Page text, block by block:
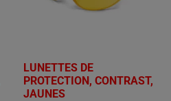
LUNETTES DE
PROTECTION, CONTRAST,
JAUNES